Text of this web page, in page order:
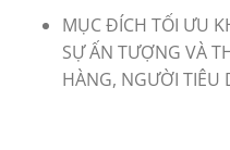
MỤC ĐÍCH TỐI ƯU
SỰ ẤN TƯỢNG VÀ
HÀNG, NGƯỜI TIÊU